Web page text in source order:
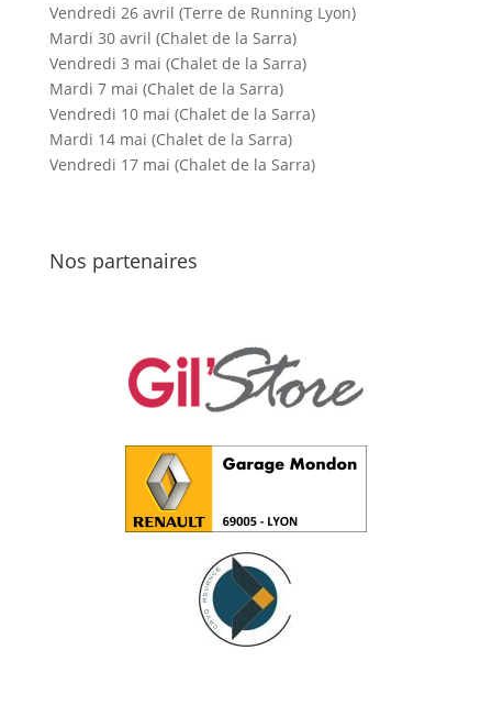
Vendredi 26 avril (Terre de Running Lyon)
Mardi 30 avril (Chalet de la Sarra)
Vendredi 3 mai (Chalet de la Sarra)
Mardi 7 mai (Chalet de la Sarra)
Vendredi 10 mai (Chalet de la Sarra)
Mardi 14 mai (Chalet de la Sarra)
Vendredi 17 mai (Chalet de la Sarra)
Nos partenaires